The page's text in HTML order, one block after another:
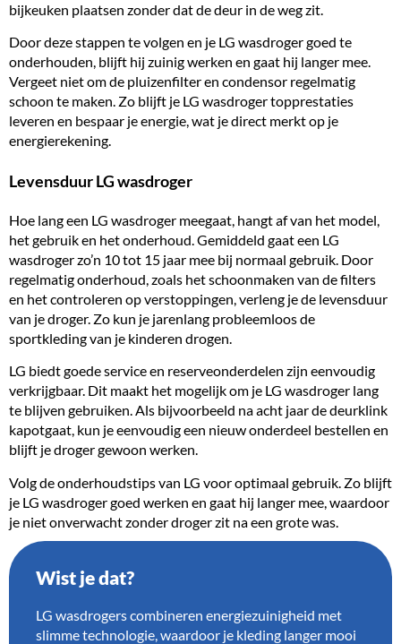
bijkeuken plaatsen zonder dat de deur in de weg zit.
Door deze stappen te volgen en je LG wasdroger goed te
onderhouden, blijft hij zuinig werken en gaat hij langer mee.
Vergeet niet om de pluizenfilter en condensor regelmatig
schoon te maken. Zo blijft je LG wasdroger topprestaties
leveren en bespaar je energie, wat je direct merkt op je
energierekening.
Levensduur LG wasdroger
Hoe lang een LG wasdroger meegaat, hangt af van het model,
het gebruik en het onderhoud. Gemiddeld gaat een LG
wasdroger zo’n 10 tot 15 jaar mee bij normaal gebruik. Door
regelmatig onderhoud, zoals het schoonmaken van de filters
en het controleren op verstoppingen, verleng je de levensduur
van je droger. Zo kun je jarenlang probleemloos de
sportkleding van je kinderen drogen.
LG biedt goede service en reserveonderdelen zijn eenvoudig
verkrijgbaar. Dit maakt het mogelijk om je LG wasdroger lang
te blijven gebruiken. Als bijvoorbeeld na acht jaar de deurklink
kapotgaat, kun je eenvoudig een nieuw onderdeel bestellen en
blijft je droger gewoon werken.
Volg de onderhoudstips van LG voor optimaal gebruik. Zo blijft
je LG wasdroger goed werken en gaat hij langer mee, waardoor
je niet onverwacht zonder droger zit na een grote was.
Wist je dat?
LG wasdrogers combineren energiezuinigheid met
slimme technologie, waardoor je kleding langer mooi